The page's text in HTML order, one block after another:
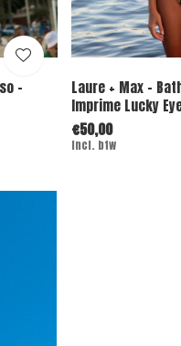
-
Laure + Max -
Imprime Lucky
€50,00
Incl. btw